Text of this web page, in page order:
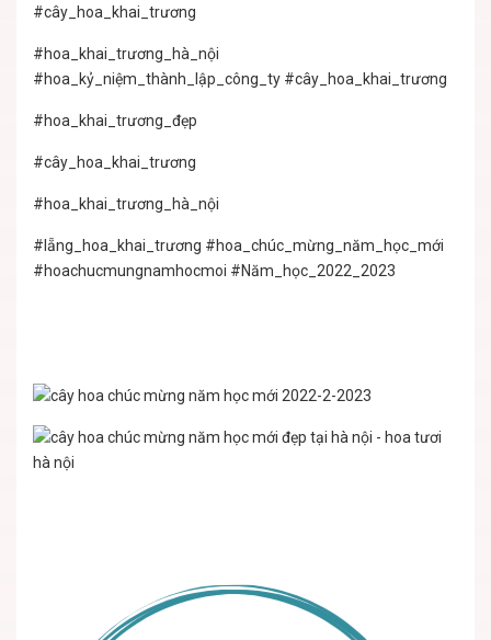
#cây_hoa_khai_trương
#hoa_khai_trương_hà_nội
#hoa_kỷ_niệm_thành_lập_công_ty #cây_hoa_khai_trương
#hoa_khai_trương_đẹp
#cây_hoa_khai_trương
#hoa_khai_trương_hà_nội
#lẵng_hoa_khai_trương #hoa_chúc_mừng_năm_học_mới
#hoachucmungnamhocmoi #Năm_học_2022_2023